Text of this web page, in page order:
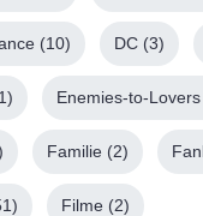
(10) DC (3)
Enemies-to-Lovers
Familie (2)
Filme (2)